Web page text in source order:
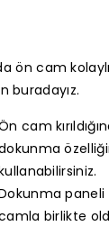
ön cam
buradayız.
cam
paneli
birlikte